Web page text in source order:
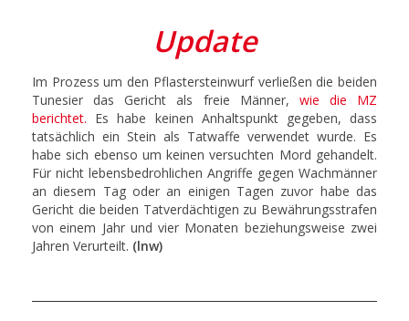
Update
Im Prozess um den Pflastersteinwurf verließen die beiden
Tunesier das Gericht als freie Männer, wie die MZ
berichtet. Es habe keinen Anhaltspunkt gegeben, dass
tatsächlich ein Stein als Tatwaffe verwendet wurde. Es
habe sich ebenso um keinen versuchten Mord gehandelt.
Für nicht lebensbedrohlichen Angriffe gegen Wachmänner
an diesem Tag oder an einigen Tagen zuvor habe das
Gericht die beiden Tatverdächtigen zu Bewährungsstrafen
von einem Jahr und vier Monaten beziehungsweise zwei
Jahren Verurteilt. (lnw)